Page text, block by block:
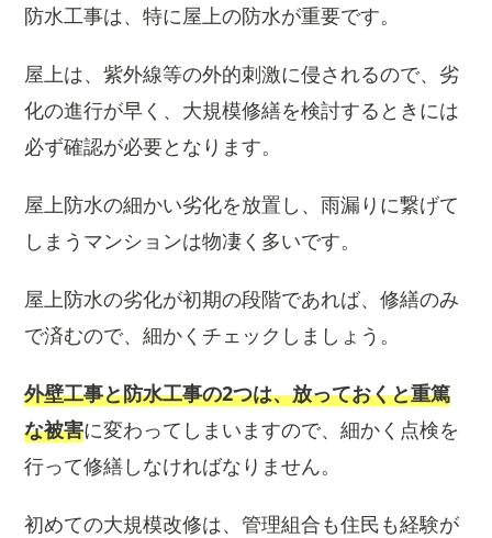
防水工事は、特に屋上の防水が重要です。
屋上は、紫外線等の外的刺激に侵されるので、劣
化の進行が早く、大規模修繕を検討するときには
必ず確認が必要となります。
屋上防水の細かい劣化を放置し、雨漏りに繋げて
しまうマンションは物凄く多いです。
屋上防水の劣化が初期の段階であれば、修繕のみ
で済むので、細かくチェックしましょう。
外壁工事と防水工事の2つは、放っておくと重篤
な被害に変わってしまいますので、細かく点検を
行って修繕しなければなりません。
初めての大規模改修は、管理組合も住民も経験が